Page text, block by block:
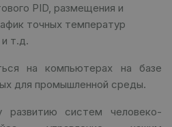
PID, размещения и
точных температур
т.д.
на компьютерах на базе
для промышленной среды.
развитию систем человеко-